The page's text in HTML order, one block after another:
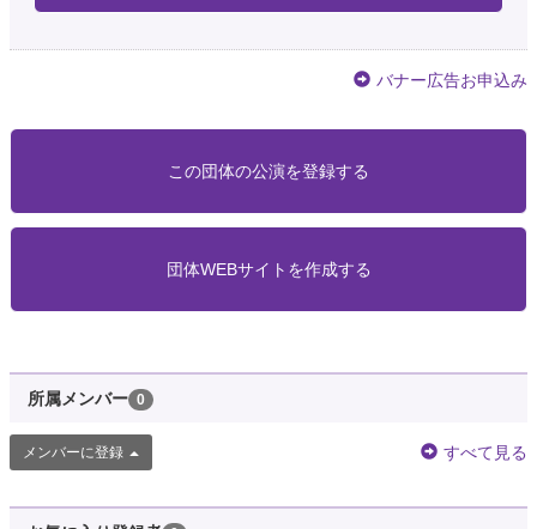
バナー広告お申込み
この団体の公演を登録する
団体WEBサイトを作成する
所属メンバー 0
メンバーに登録 すべて見る